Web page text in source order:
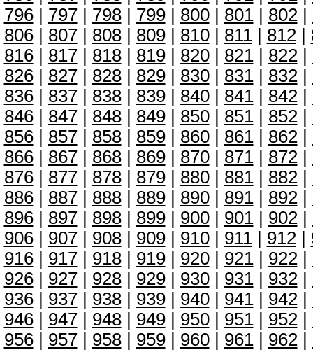
796| 797| 798| 799| 800| 801| 802|
806| 807| 808| 809| 810| 811| 812|
816| 817| 818| 819| 820| 821| 822|
826| 827| 828| 829| 830| 831| 832|
836| 837| 838| 839| 840| 841| 842|
846| 847| 848| 849| 850| 851| 852|
856| 857| 858| 859| 860| 861| 862|
866| 867| 868| 869| 870| 871| 872|
876| 877| 878| 879| 880| 881| 882|
886| 887| 888| 889| 890| 891| 892|
896| 897| 898| 899| 900| 901| 902|
906| 907| 908| 909| 910| 911| 912|
916| 917| 918| 919| 920| 921| 922|
926| 927| 928| 929| 930| 931| 932|
936| 937| 938| 939| 940| 941| 942|
946| 947| 948| 949| 950| 951| 952|
956| 957| 958| 959| 960| 961| 962|